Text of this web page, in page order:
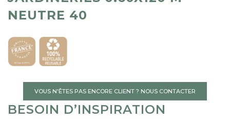
NEUTRE 40
VOUS N'ÊTES PAS ENCORE CLIENT ? NOUS CONTACTER
BESOIN D’INSPIRATION